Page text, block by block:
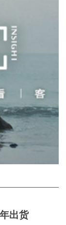
出货